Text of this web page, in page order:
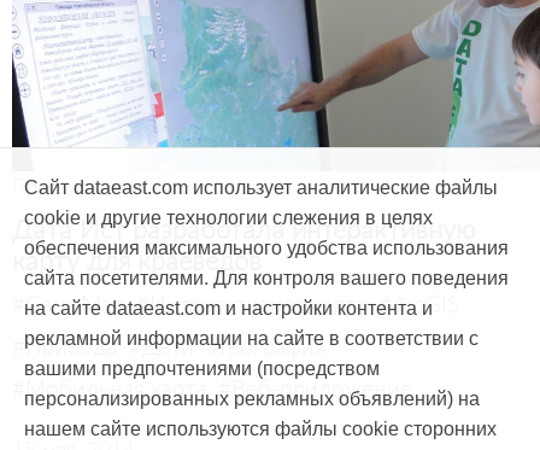
Продукты и услуги
Дата Ист разработала интерактивную
карту для краеведов
#CarryMap #Интерактивная карта #ArcGIS
#Природа #Дети #География
#Мобильная карта #Веб-приложение
Сайт dataeast.com использует аналитические файлы
cookie и другие технологии слежения в целях
обеспечения максимального удобства использования
сайта посетителями. Для контроля вашего поведения
на сайте dataeast.com и настройки контента и
рекламной информации на сайте в соответствии с
вашими предпочтениями (посредством
персонализированных рекламных объявлений) на
нашем сайте используются файлы cookie сторонних